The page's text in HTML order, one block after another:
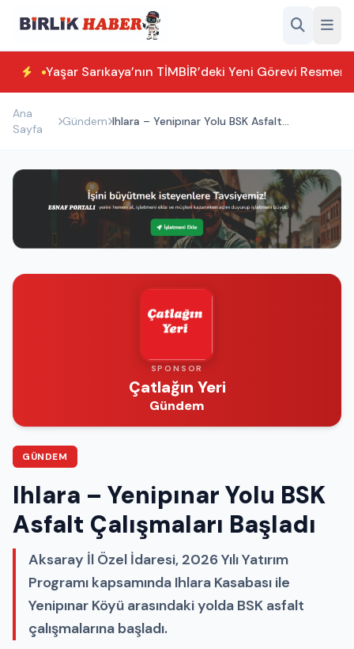
Yaşar Sarıkaya’nın TİMBİR’deki Yeni Görevi
Ana
Sayfa
Gündem Ihlara – Yenipınar Yolu BSK Asfalt
SPONSOR
Çatlağın Yeri
Gündem
GÜNDEM
Ihlara – Yenipınar Yolu BSK
Asfalt Çalışmaları Başladı
Aksaray İl Özel İdaresi, 2026 Yılı Yatırım
Programı kapsamında Ihlara Kasabası ile
Yenipınar Köyü arasındaki yolda BSK asfalt
çalışmalarına başladı.